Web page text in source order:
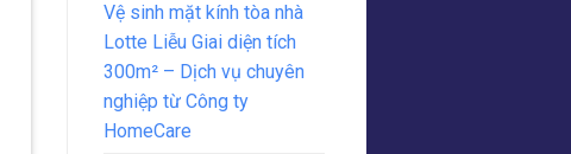
Vệ sinh mặt kính tòa nhà
Lotte Liễu Giai diện tích
300m² – Dịch vụ chuyên
nghiệp từ Công ty
HomeCare